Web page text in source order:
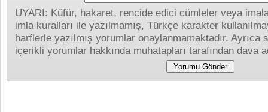
UYARI: Küfür, hakaret, rencide edici cümleler veya
imla kuralları ile yazılmamış, Türkçe karakter
harflerle yazılmış yorumlar onaylanmamaktadır.
içerikli yorumlar hakkında muhatapları tarafından dava